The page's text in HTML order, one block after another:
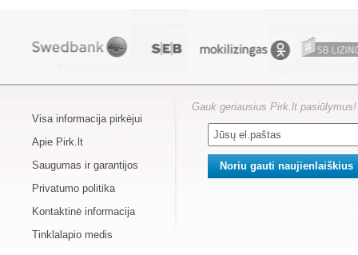
Visa informacija pirkėjui
Apie Pirk.lt
Saugumas ir garantijos
Privatumo politika
Kontaktinė informacija
Tinklalapio medis
Gauk geriausius Pirk.lt pasiūlymus!